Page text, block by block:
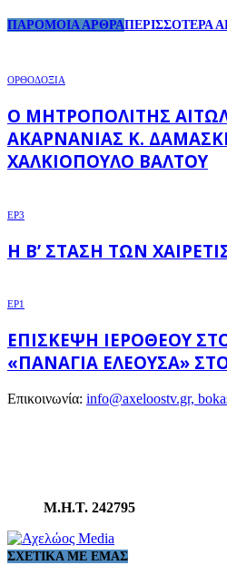
ΠΑΡΟΜΟΙΑ ΑΡΘΡΑΠΕΡΙΣΣΟΤΕΡΑ
ΟΡΘΟΔΟΞΙΑ
Ο ΜΗΤΡΟΠΟΛΊΤΗΣ
ΑΚΑΡΝΑΝΊΑΣ Κ.
ΧΑΛΚΙΌΠΟΥΛΟ ΒΆΛΤΟΥ
EP3
Η Β’ ΣΤΆΣΗ ΤΩΝ
EP1
ΕΠΊΣΚΕΨΗ ΙΕΡΌΘΕΟΥ
«ΠΑΝΑΓΊΑ ΕΛΕΟΎΣΑ»
Επικοινωνία: info@axeloostv.gr,
Μ.Η.Τ. 242795
ΣΧΕΤΙΚΆ ΜΕ ΕΜΆΣ